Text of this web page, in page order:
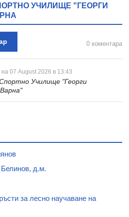
ДЖИМ БЕНТЪН -
УЧИЛИЩЕ "ГЕОРГИ
0 коментара
на 07 August 2026 в 13:43
Училище "Георги
д.м.
за лесно научаване на